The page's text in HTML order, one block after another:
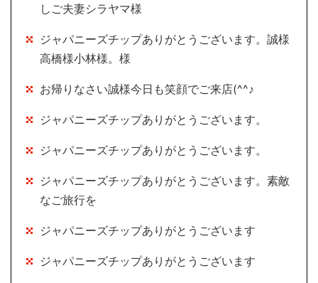
しご夫妻シラヤマ様
ジャパニーズチップありがとうございます。誠様
高橋様小林様。様
お帰りなさい誠様今日も笑顔でご来店(^^♪
ジャパニーズチップありがとうございます。
ジャパニーズチップありがとうございます。
ジャパニーズチップありがとうございます。素敵
なご旅行を
ジャパニーズチップありがとうございます
ジャパニーズチップありがとうございます